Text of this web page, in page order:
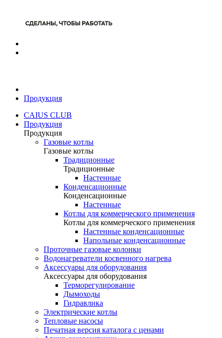
Продукция
CAIUS CLUB
Продукция
Продукция
Газовые котлы
Газовые котлы
Традиционные
Традиционные
Настенные
Конденсационные
Конденсационные
Настенные
Котлы для коммерческого применения
Котлы для коммерческого применения
Настенные конденсационные
Напольные конденсационные
Проточные газовые колонки
Водонагреватели косвенного нагрева
Аксессуары для оборудования
Аксессуары для оборудования
Терморегулирование
Дымоходы
Гидравлика
Электрические котлы
Тепловые насосы
Печатная версия каталога с ценами